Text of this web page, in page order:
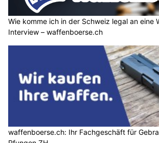
Wie komme ich in der Schweiz legal an eine
Interview – waffenboerse.ch
waffenboerse.ch: Ihr Fachgeschäft für